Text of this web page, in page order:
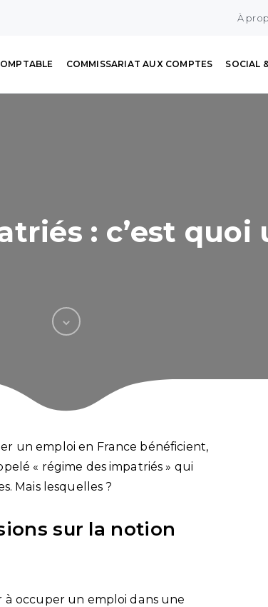
À
COMMISSARIAT AUX COMPTES SOCIAL
: c’est
un emploi en France bénéficient,
« régime des impatriés » qui
Mais lesquelles ?
sur la notion
à occuper un emploi dans une